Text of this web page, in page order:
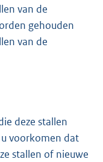
van de
gehouden
van de
deze stallen
voorkomen dat
stallen of nieuwe